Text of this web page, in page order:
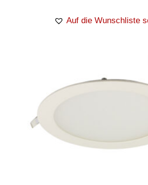
Auf die Wunschliste